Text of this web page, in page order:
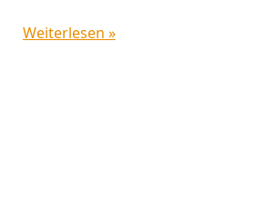
Weiterlesen »